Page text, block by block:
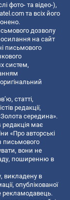
фото- та відео-),
та всіх його
дозволу
на сайт
письмового
систем,
статті,
редакції,
середина».
редакція має
«Про авторські
письмового
вони не
поширенню в
викладену в
опублікованої
рекламодавець.